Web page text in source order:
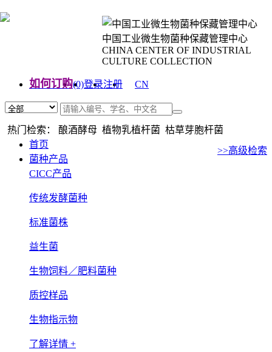
中国工业微生物菌种保藏管理中心
CHINA CENTER OF INDUSTRIAL
CULTURE COLLECTION
如何订购(0)登录注册
CN
热门检索： 酿酒酵母 植物乳植杆菌 枯草芽胞杆菌
>>高级检索
首页
菌种产品
CICC产品
传统发酵菌种
标准菌株
益生菌
生物饲料／肥料菌种
质控样品
生物指示物
了解详情 +